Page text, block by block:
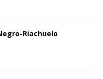
Riachuelo